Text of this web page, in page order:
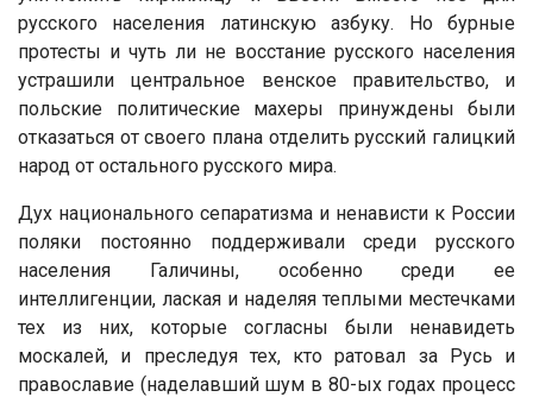
русского населения латинскую азбуку. Но бурные
протесты и чуть ли не восстание русского населения
устрашили центральное венское правительство, и
польские политические махеры принуждены были
отказаться от своего плана отделить русский галицкий
народ от остального русского мира.
Дух национального сепаратизма и ненависти к России
поляки постоянно поддерживали среди русского
населения Галичины, особенно среди ее
интеллигенции, лаская и наделяя теплыми местечками
тех из них, которые согласны были ненавидеть
москалей, и преследуя тех, кто ратовал за Русь и
православие (наделавший шум в 80-ых годах процесс